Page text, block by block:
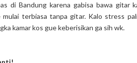
di Bandung karena gabisa bawa gitar
mulai terbiasa tanpa gitar. Kalo stress
kamar kos gue keberisikan ga sih wk.